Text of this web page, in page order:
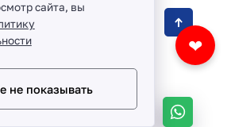
❤
сантехники и комплектующих
области ©
и дизайн:revtail.ru
сайта, вы
не показывать